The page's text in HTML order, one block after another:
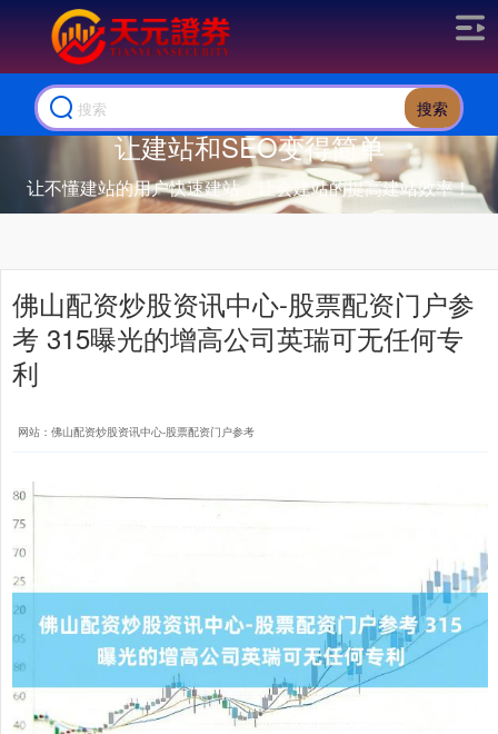
搜索
让建站和SEO变得简单
让不懂建站的用户快速建站，让会建站的提高建站效率！
佛山配资炒股资讯中心-股票配资门户参
考 315曝光的增高公司英瑞可无任何专
利
网站：佛山配资炒股资讯中心-股票配资门户参考